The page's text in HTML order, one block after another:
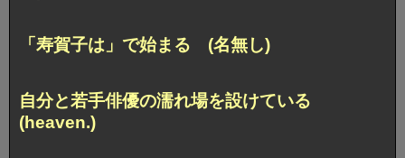
「寿賀子は」で始まる (名無し)
自分と若手俳優の濡れ場を設けている
(heaven.)